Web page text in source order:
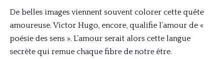
De belles images viennent souvent colorer cette quête
amoureuse. Victor Hugo, encore, qualifie l’amour de «
poésie des sens ». L’amour serait alors cette langue
secrète qui remue chaque fibre de notre être.